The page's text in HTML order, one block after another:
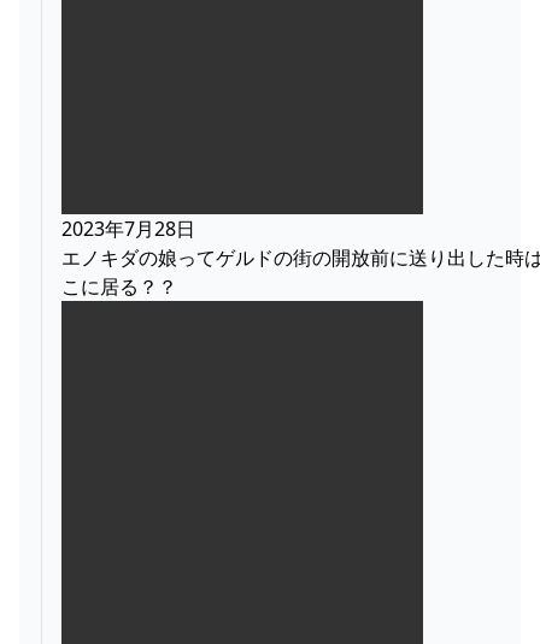
2023年7月28日
エノキダの娘ってゲルドの街の開放前に送り出した時
こに居る？？